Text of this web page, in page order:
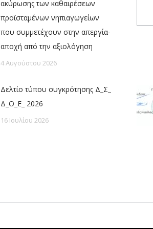
ακύρωσης των καθαιρέσεων
προϊσταμένων νηπιαγωγείων
που συμμετέχουν στην απεργία-
αποχή από την αξιολόγηση
4 Αυγούστου 2026
Δελτίο τύπου συγκρότησης Δ_Σ_
Δ_Ο_Ε_ 2026
16 Ιουλίου 2026